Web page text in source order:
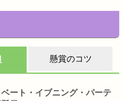
懸賞のコツ
ート・イブニング・パーテ